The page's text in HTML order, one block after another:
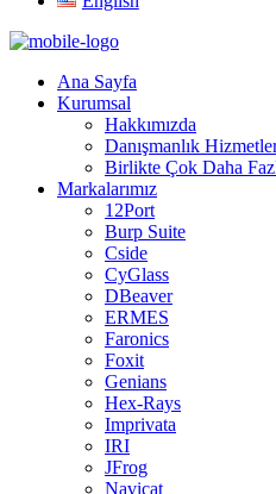
Ana Sayfa
Kurumsal
Hakkımızda
Danışmanlık
Birlikte Çok Daha
Markalarımız
12Port
Burp Suite
Cside
CyGlass
DBeaver
ERMES
Faronics
Foxit
Genians
Hex-Rays
Imprivata
IRI
JFrog
Navicat